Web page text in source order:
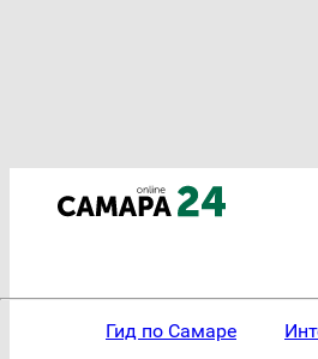
Гид по Самаре